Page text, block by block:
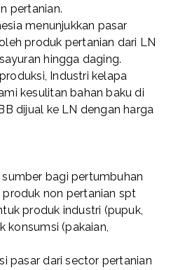
pertanian.
menunjukkan pasar
produk pertanian dari LN
hingga daging.
Industri kelapa
kesulitan bahan baku di
dijual ke LN dengan harga
bagi pertumbuhan
non pertanian spt
produk industri (pupuk,
konsumsi (pakaian,
pasar dari sector pertanian